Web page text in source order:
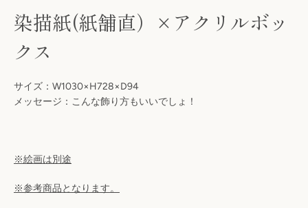
染描紙(紙舗直）×アクリルボッ
クス
サイズ：W1030×H728×D94
メッセージ：こんな飾り方もいいでしょ！
※絵画は別途
※参考商品となります。